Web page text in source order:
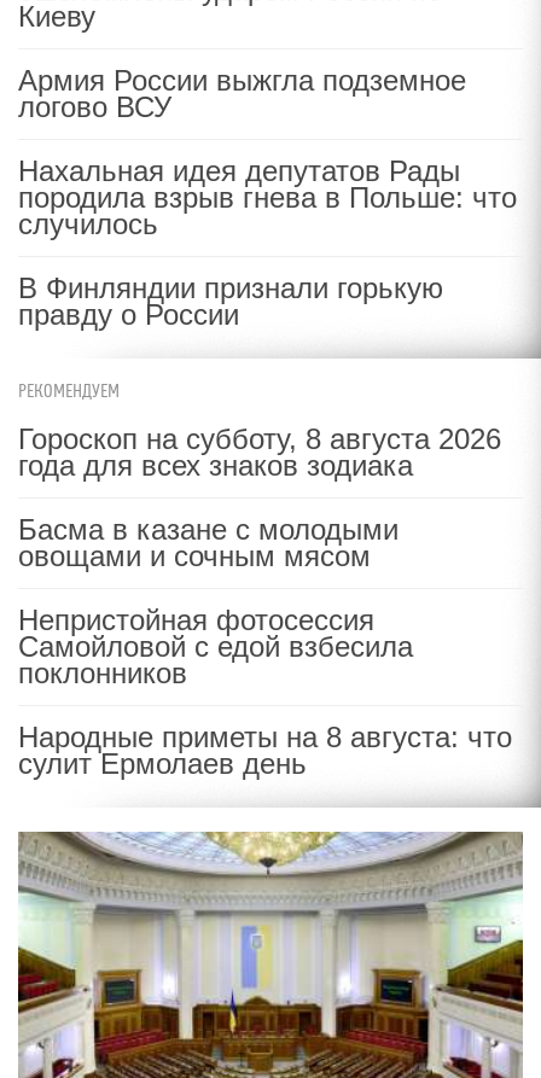
Киеву
Армия России выжгла подземное
логово ВСУ
Нахальная идея депутатов Рады
породила взрыв гнева в Польше: что
случилось
В Финляндии признали горькую
правду о России
РЕКОМЕНДУЕМ
Гороскоп на субботу, 8 августа 2026
года для всех знаков зодиака
Басма в казане с молодыми
овощами и сочным мясом
Непристойная фотосессия
Самойловой с едой взбесила
поклонников
Народные приметы на 8 августа: что
сулит Ермолаев день